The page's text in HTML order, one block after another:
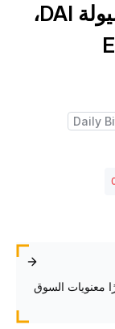
وترفع سقف الدين، توسع سيولة DAI،
السوق